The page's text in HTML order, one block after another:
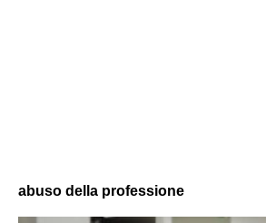
abuso della professione